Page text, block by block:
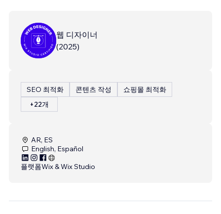
웹 디자이너
(2025)
SEO 최적화 콘텐츠 작성
쇼핑몰 최적화
+22개
AR, ES
English, Español
플랫폼Wix & Wix Studio